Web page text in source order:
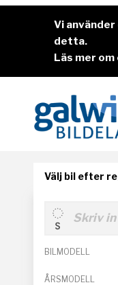
Vi
detta.
Läs mer
Välj bil efter
BILMODELL
ÅRSMODELL